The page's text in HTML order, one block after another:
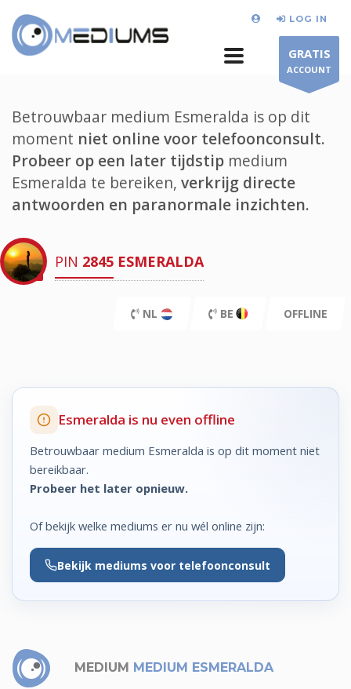
LOG IN
GRATIS
ACCOUNT
Betrouwbaar medium Esmeralda is op dit
moment niet online voor telefoonconsult.
Probeer op een later tijdstip medium
Esmeralda te bereiken, verkrijg directe
antwoorden en paranormale inzichten.
PIN 2845 ESMERALDA
NL BE OFFLINE
Esmeralda is nu even offline
Betrouwbaar medium Esmeralda is op dit moment niet
bereikbaar.
Probeer het later opnieuw.
Of bekijk welke mediums er nu wél online zijn:
Bekijk mediums voor telefoonconsult
MEDIUM MEDIUM ESMERALDA